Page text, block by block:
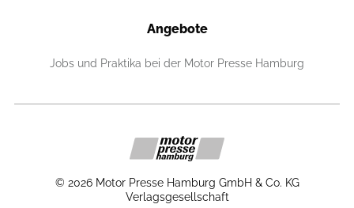
Angebote
Jobs und Praktika bei der Motor Presse Hamburg
© 2026 Motor Presse Hamburg GmbH & Co. KG
Verlagsgesellschaft